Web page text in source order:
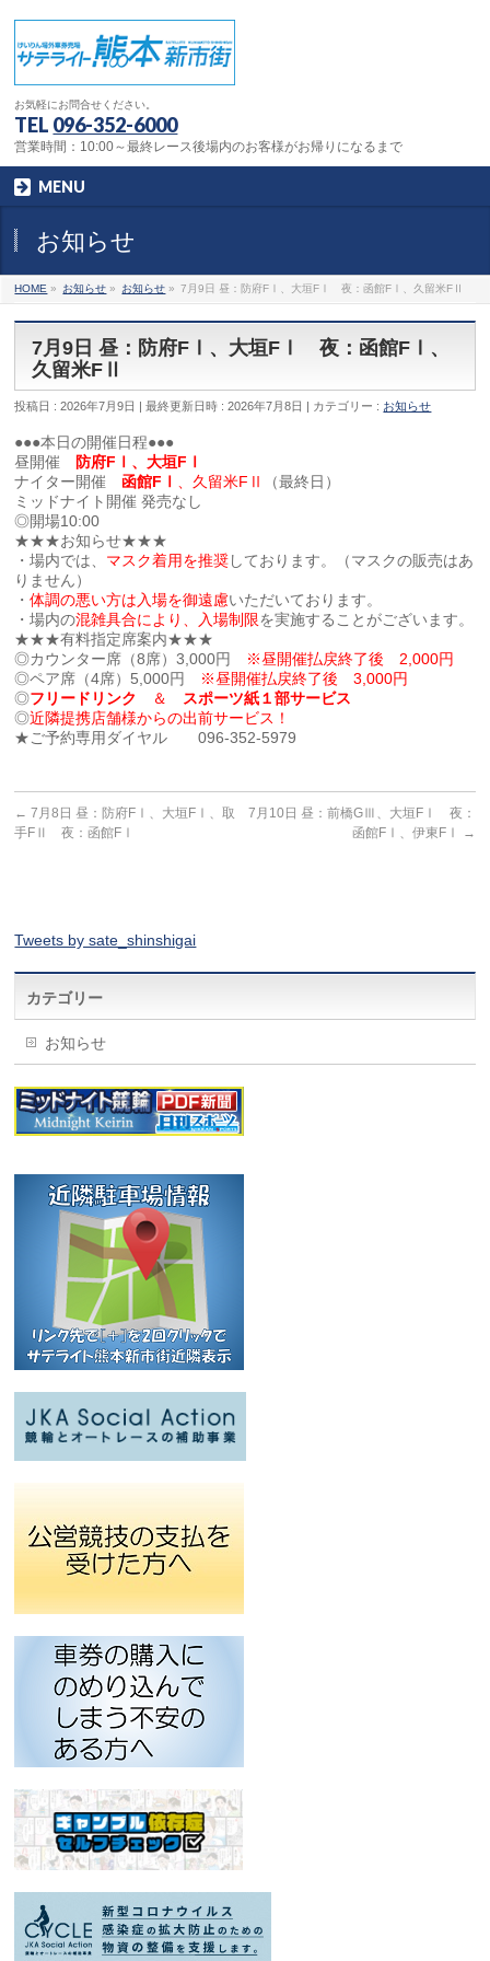
お気軽にお問合せください。
TEL 096-352-6000
営業時間：10:00～最終レース後場内のお客様がお帰りになるまで
MENU
お知らせ
HOME » お知らせ » お知らせ » 7月9日 昼：防府FⅠ、大垣FⅠ 夜：函館FⅠ、久留米FⅡ
7月9日 昼：防府FⅠ、大垣FⅠ 夜：函館FⅠ、
久留米FⅡ
投稿日 : 2026年7月9日 最終更新日時 : 2026年7月8日 カテゴリー : お知らせ
●●●本日の開催日程●●●
昼開催 防府FⅠ、大垣FⅠ
ナイター開催函館FⅠ 、久留米FⅡ
（最終日）
ミッドナイト開催 発売なし
◎開場10:00
★★★お知らせ★★★
・場内では、 マスク着用を推奨しております。（マスクの販売はあ
りません）
・体調の悪い方は入場を御遠慮いただいております。
・場内の混雑具合により、入場制限を実施することがございます。
★★★有料指定席案内★★★
◎カウンター席（8席）3,000円 ※昼開催払戻終了後 2,000円
◎ペア席（4席）5,000円 ※昼開催払戻終了後 3,000円
◎フリードリンク ＆ スポーツ紙１部サービス
◎近隣提携店舗様からの出前サービス！
★ご予約専用ダイヤル 096-352-5979
← 7月8日 昼：防府FⅠ、大垣FⅠ、取
手FⅡ 夜：函館FⅠ
7月10日 昼：前橋GⅢ、大垣FⅠ 夜：
函館FⅠ、伊東FⅠ
→
Tweets by sate_shinshigai
カテゴリー
お知らせ